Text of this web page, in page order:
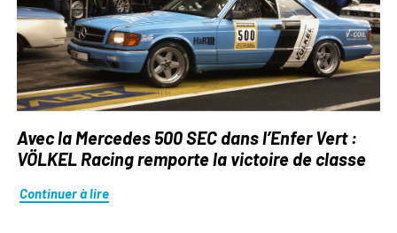
Avec la Mercedes 500 SEC dans l’Enfer Vert :
VÖLKEL Racing remporte la victoire de classe
Continuer à lire